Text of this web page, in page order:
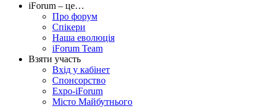
iForum – це…
Про форум
Спікери
Наша еволюція
iForum Team
Взяти участь
Вхід у кабінет
Спонсорство
Expo-iForum
Місто Майбутнього